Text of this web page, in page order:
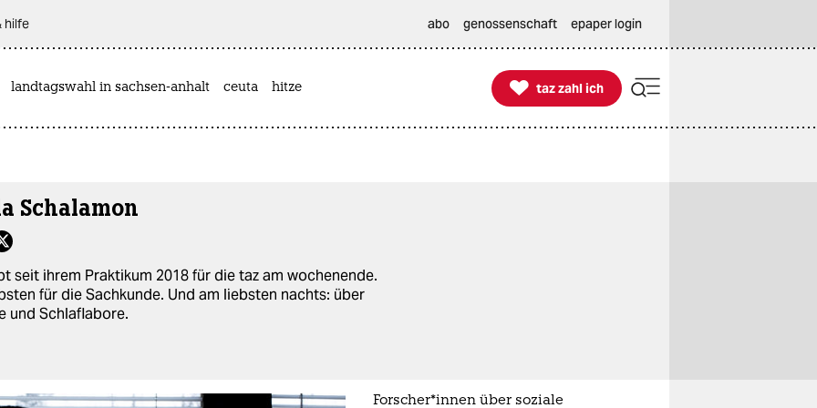
hilfe abo genossenschaft epaper login
landtagswahl in sachsen-anhalt ceuta hitze 
taz zahl ich
taz zahl ich
Schalamon
seit ihrem Praktikum 2018 für die taz am wochenende.
für die Sachkunde. Und am liebsten nachts: über
und Schlaflabore.
For­sche­r*in­nen über soziale